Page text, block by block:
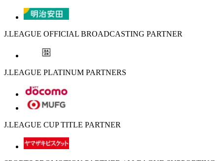
J.LEAGUE OFFICIAL BROADCASTING PARTNER
J.LEAGUE PLATINUM PARTNERS
J.LEAGUE CUP TITLE PARTNER